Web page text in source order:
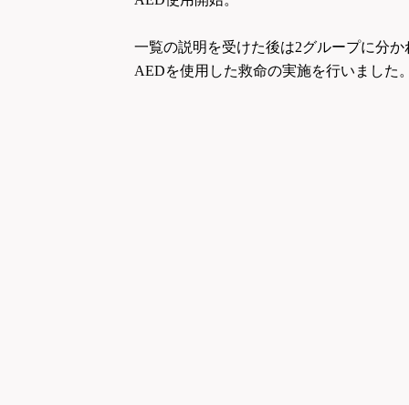
一覧の説明を受けた後は2グループに分か
AEDを使用した救命の実施を行いました